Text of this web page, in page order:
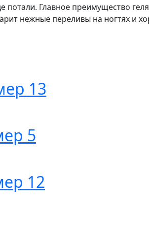
потали. Главное преимущество
нежные переливы на ногтях и
13
5
12